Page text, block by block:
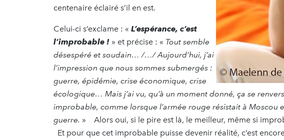
centenaire éclairé s’il en est.
Celui-ci s’exclame : « L’espérance, c’est
l’improbable ! » et précise : « Tout semble
désespéré et soudain… /…/ Aujourd’hui, j’ai
l’impression que nous sommes submergés :
guerre, épidémie, crise économique, crise
écologique… Mais j’ai vu, qu’à un moment donné, ça se
improbable, comme lorsque l’armée rouge résistait à Moscou
guerre. » Alors oui, si le pire est là, le meilleur, même si
Et pour que cet improbable puisse devenir réalité, c’est